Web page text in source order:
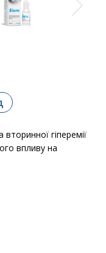
гіперемії
впливу на